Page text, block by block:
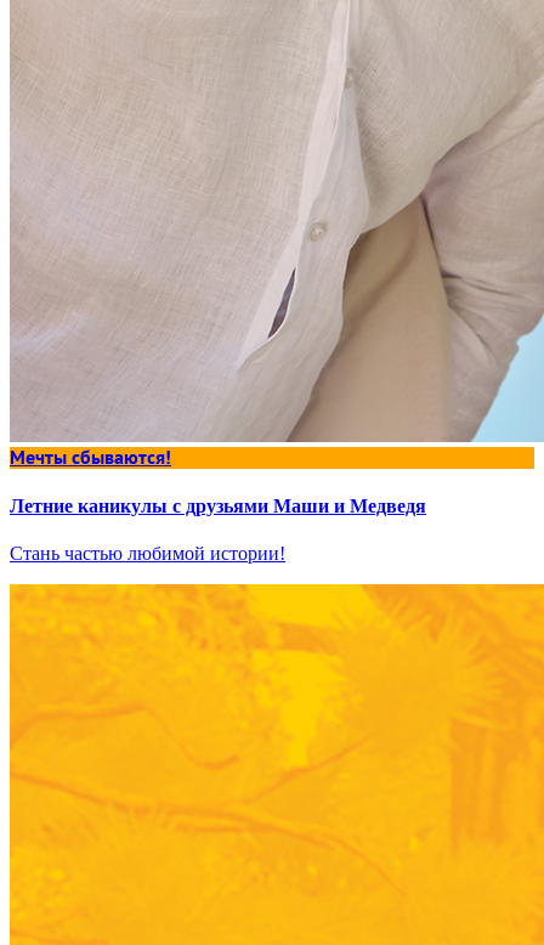
Мечты сбываются!
Летние каникулы с друзьями Маши и Медведя
Стань частью любимой истории!